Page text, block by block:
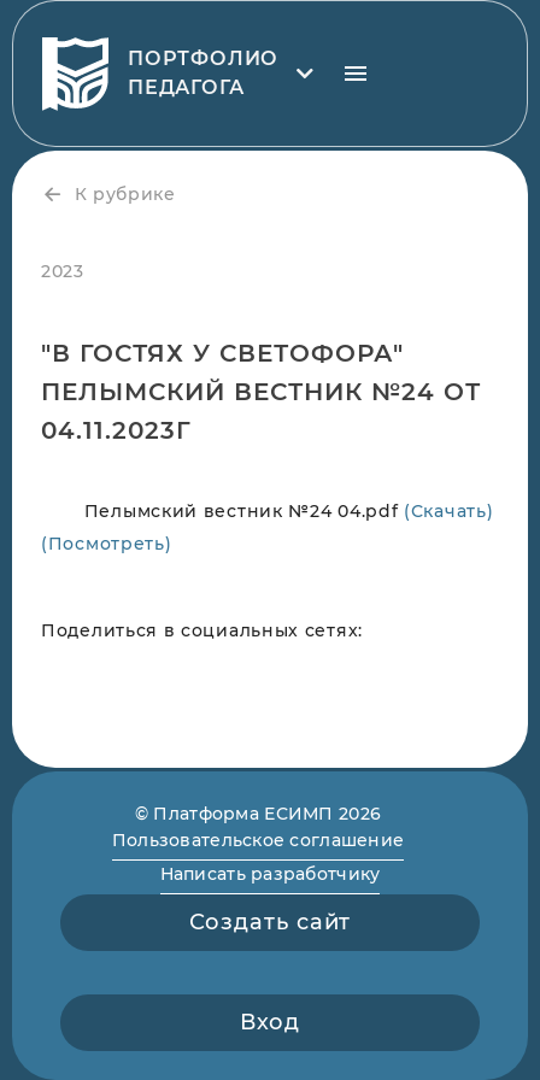
ПОРТФОЛИО
ПЕДАГОГА
К рубрике
2023
"В ГОСТЯХ У СВЕТОФОРА"
ПЕЛЫМСКИЙ ВЕСТНИК №24 ОТ
04.11.2023Г
Пелымский вестник №24 04.pdf (Скачать)
(Посмотреть)
Поделиться в социальных сетях:
© Платформа ЕСИМП 2026
Пользовательское соглашение
Написать разработчику
Создать сайт
Вход